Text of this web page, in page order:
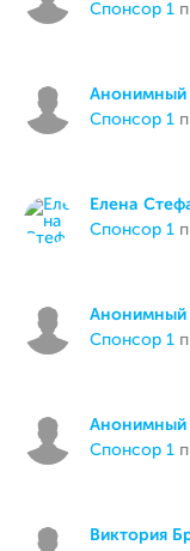
спонсор 1
Анонимный
спонсор 1
Елена
спонсор 1
Анонимный
спонсор 1
Анонимный
спонсор 1
Виктория